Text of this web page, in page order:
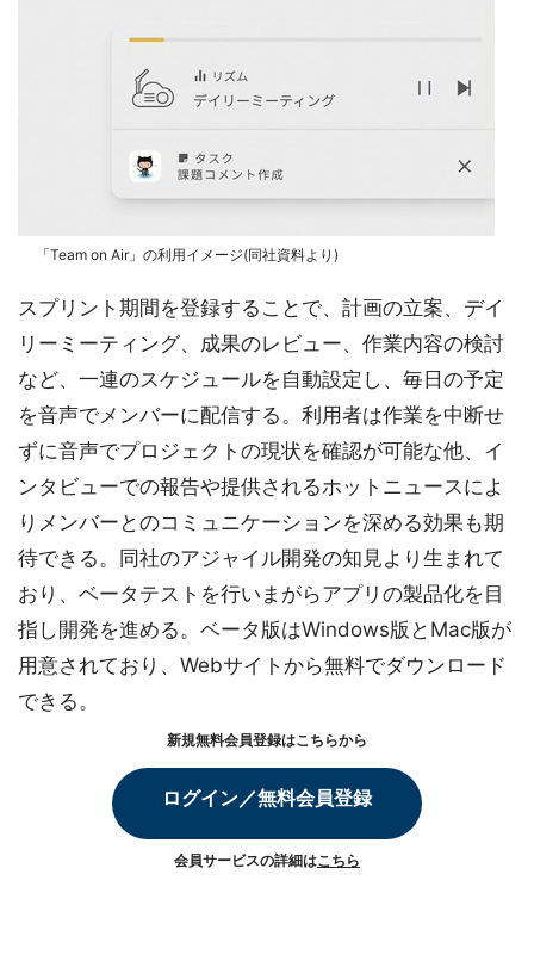
「Team on Air」の利用イメージ(同社資料より)
スプリント期間を登録することで、計画の立案、デイ
リーミーティング、成果のレビュー、作業内容の検討
など、一連のスケジュールを自動設定し、毎日の予定
を音声でメンバーに配信する。利用者は作業を中断せ
ずに音声でプロジェクトの現状を確認が可能な他、イ
ンタビューでの報告や提供されるホットニュースによ
りメンバーとのコミュニケーションを深める効果も期
待できる。同社のアジャイル開発の知見より生まれて
おり、ベータテストを行いまがらアプリの製品化を目
指し開発を進める。ベータ版はWindows版とMac版が
用意されており、Webサイトから無料でダウンロード
できる。
新規無料会員登録はこちらから
ログイン／無料会員登録
会員サービスの詳細はこちら